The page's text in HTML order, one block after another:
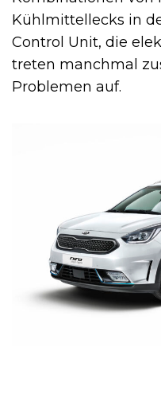
Kühlmittellecks in
Control Unit, die
treten manchmal
Problemen auf.